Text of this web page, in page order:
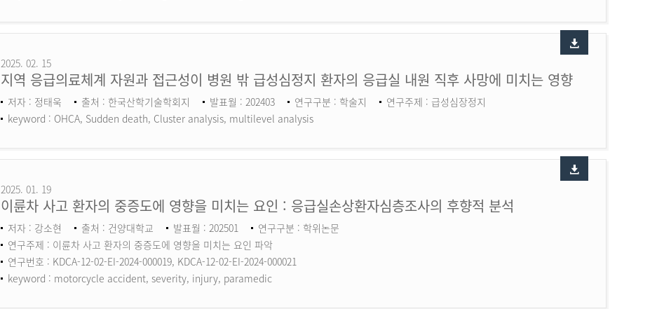
2025. 02. 15
지역 응급의료체계 자원과 접근성이 병원 밖 급성심정지 환자의 응급실 내원 직후 사망에 미치는 영향
저자 : 정태욱 출처 : 한국산학기술학회지 발표월 : 202403 연구구분 : 학술지
연구주제 : 급성심장정지
keyword : OHCA, Sudden death, Cluster analysis, multilevel analysis
2025. 01. 19
이륜차 사고 환자의 중증도에 영향을 미치는 요인 : 응급실손상환자심층조사의 후향적 분석
저자 : 강소현 출처 : 건양대학교 발표월 : 202501
연구구분 : 학위논문
연구주제 : 이륜차 사고 환자의 중증도에 영향을 미치는 요인 파악
연구번호 : KDCA-12-02-EI-2024-000019, KDCA-12-02-EI-2024-000021
keyword : motorcycle accident, severity, injury, paramedic